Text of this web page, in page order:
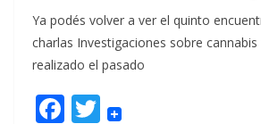
Ya podés volver a ver el quinto
charlas Investigaciones sobre
realizado el pasado
F T